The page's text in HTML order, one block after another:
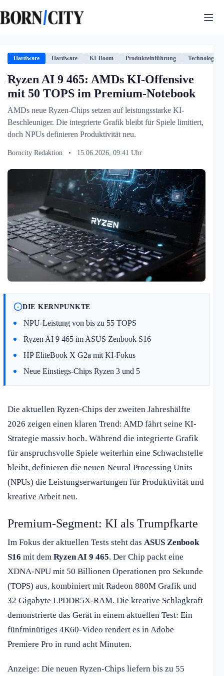
Inhalt
springen
Hardware Hardware KI-Boom Produkteinführung Technologie
Ryzen AI 9 465: AMDs KI-Offensive
mit 50 TOPS im Premium-Notebook
AMDs neue Ryzen-Chips setzen auf leistungsstarke KI-
Beschleuniger. Die integrierte Grafik bleibt für Spiele limitiert,
doch NPUs definieren Produktivität neu.
Borncity Redaktion • 15.06.2026, 09:41 Uhr
DIE KERNPUNKTE
NPU-Leistung von bis zu 55 TOPS
Ryzen AI 9 465 im ASUS Zenbook S16
HP EliteBook X G2a mit KI-Fokus
Neue Einstiegs-Chips Ryzen 3 und 5
Die aktuellen Ryzen-Chips der zweiten Jahreshälfte
2026 zeigen einen klaren Trend: AMD fährt seine KI-
Strategie massiv hoch. Während die integrierte Grafik
für anspruchsvolle Spiele weiterhin eine Schwachstelle
bleibt, definieren die neuen Neural Processing Units
(NPUs) die Leistungserwartungen für Produktivität und
kreative Arbeit neu.
Premium-Segment: KI als Trumpfkarte
Im Fokus der aktuellen Tests steht das ASUS Zenbook
S16 mit dem Ryzen AI 9 465. Der Chip packt eine
XDNA-NPU mit 50 Billionen Operationen pro Sekunde
(TOPS) aus, kombiniert mit Radeon 880M Grafik und
32 Gigabyte LPDDR5X-RAM. Die kreative Schlagkraft
demonstrierte das Gerät in einem aktuellen Test: Ein
fünfminütiges 4K60-Video rendert es in Adobe
Premiere Pro in rund acht Minuten.
Anzeige: Die neuen Ryzen-Chips liefern bis zu 55